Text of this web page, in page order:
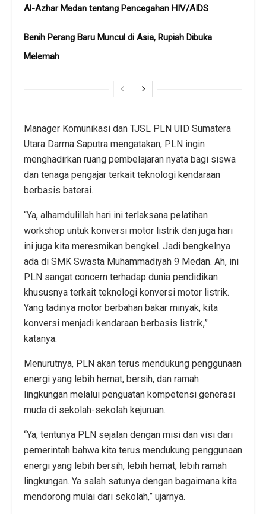
Al-Azhar Medan tentang Pencegahan HIV/AIDS
Benih Perang Baru Muncul di Asia, Rupiah Dibuka
Melemah
Manager Komunikasi dan TJSL PLN UID Sumatera
Utara Darma Saputra mengatakan, PLN ingin
menghadirkan ruang pembelajaran nyata bagi siswa
dan tenaga pengajar terkait teknologi kendaraan
berbasis baterai.
“Ya, alhamdulillah hari ini terlaksana pelatihan
workshop untuk konversi motor listrik dan juga hari
ini juga kita meresmikan bengkel. Jadi bengkelnya
ada di SMK Swasta Muhammadiyah 9 Medan. Ah, ini
PLN sangat concern terhadap dunia pendidikan
khususnya terkait teknologi konversi motor listrik.
Yang tadinya motor berbahan bakar minyak, kita
konversi menjadi kendaraan berbasis listrik,”
katanya.
Menurutnya, PLN akan terus mendukung penggunaan
energi yang lebih hemat, bersih, dan ramah
lingkungan melalui penguatan kompetensi generasi
muda di sekolah-sekolah kejuruan.
“Ya, tentunya PLN sejalan dengan misi dan visi dari
pemerintah bahwa kita terus mendukung penggunaan
energi yang lebih bersih, lebih hemat, lebih ramah
lingkungan. Ya salah satunya dengan bagaimana kita
mendorong mulai dari sekolah,” ujarnya.